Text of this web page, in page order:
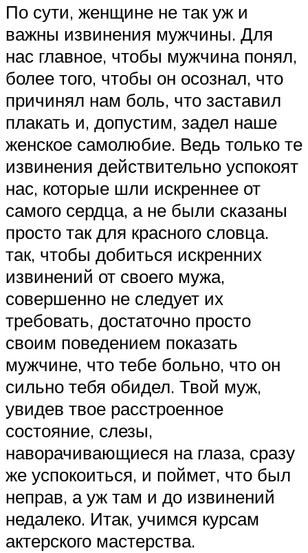
По сути, женщине не так уж и
важны извинения мужчины. Для
нас главное, чтобы мужчина понял,
более того, чтобы он осознал, что
причинял нам боль, что заставил
плакать и, допустим, задел наше
женское самолюбие. Ведь только те
извинения действительно успокоят
нас, которые шли искреннее от
самого сердца, а не были сказаны
просто так для красного словца.
так, чтобы добиться искренних
извинений от своего мужа,
совершенно не следует их
требовать, достаточно просто
своим поведением показать
мужчине, что тебе больно, что он
сильно тебя обидел. Твой муж,
увидев твое расстроенное
состояние, слезы,
наворачивающиеся на глаза, сразу
же успокоиться, и поймет, что был
неправ, а уж там и до извинений
недалеко. Итак, учимся курсам
актерского мастерства.